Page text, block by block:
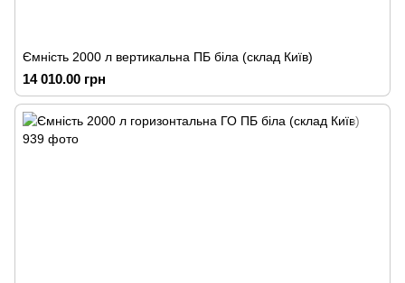
Ємність 2000 л вертикальна ПБ біла (склад Київ)
14 010.00 грн